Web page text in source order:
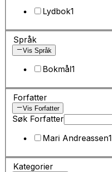
Lydbok1
Språk
Vis Språk
Bokmål1
Forfatter
Vis Forfatter
Søk Forfatter
Mari Andreassen1
Kategorier